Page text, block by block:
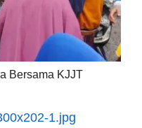
Bersama KJJT